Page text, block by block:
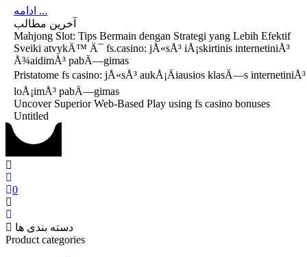
ادامه ...
آخرین مطالب
Mahjong Slot: Tips Bermain dengan Strategi yang Lebih Efektif
Sveiki atvykÄ™ Ä¯ fs.casino: jÅ«sÅ³ iÅ¡skirtinis internetiniÅ³
Å¾aidimÅ³ pabÄ—gimas
Pristatome fs casino: jÅ«sÅ³ aukÅ¡Äiausios klasÄ—s internetiniÅ³
loÅ¡imÅ³ pabÄ—gimas
Uncover Superior Web-Based Play using fs casino bonuses
Untitled
0
دسته بندی ها
Product categories